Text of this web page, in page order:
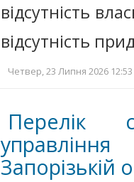
відсутність
відсутність
Четвер, 23 Липня 2026
Перелік
Запорізькій